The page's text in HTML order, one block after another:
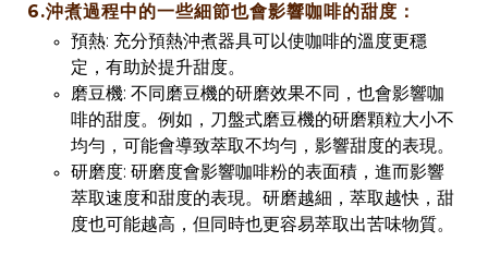
6.沖煮過程中的一些細節也會影響咖啡的甜度：
預熱: 充分預熱沖煮器具可以使咖啡的溫度更穩
定，有助於提升甜度。
磨豆機: 不同磨豆機的研磨效果不同，也會影響咖
啡的甜度。例如，刀盤式磨豆機的研磨顆粒大小不
均勻，可能會導致萃取不均勻，影響甜度的表現。
研磨度: 研磨度會影響咖啡粉的表面積，進而影響
萃取速度和甜度的表現。研磨越細，萃取越快，甜
度也可能越高，但同時也更容易萃取出苦味物質。